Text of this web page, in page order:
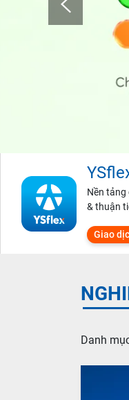
Nền tảng
& thuận
Giao
Danh